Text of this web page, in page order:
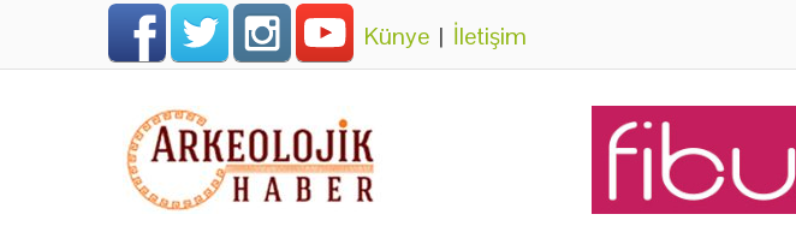
Künye | İletişim